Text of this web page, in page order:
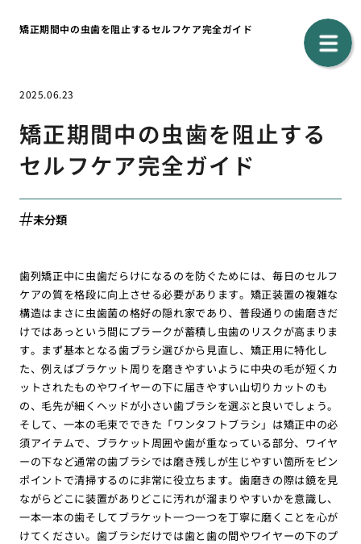
矯正期間中の虫歯を阻止するセルフケア完全ガイド
2025.06.23
矯正期間中の虫歯を阻止する
セルフケア完全ガイド
未分類
歯列矯正中に虫歯だらけになるのを防ぐためには、毎日のセルフ
ケアの質を格段に向上させる必要があります。矯正装置の複雑な
構造はまさに虫歯菌の格好の隠れ家であり、普段通りの歯磨きだ
けではあっという間にプラークが蓄積し虫歯のリスクが高まりま
す。まず基本となる歯ブラシ選びから見直し、矯正用に特化し
た、例えばブラケット周りを磨きやすいように中央の毛が短くカ
ットされたものやワイヤーの下に届きやすい山切りカットのも
の、毛先が細くヘッドが小さい歯ブラシを選ぶと良いでしょう。
そして、一本の毛束でできた「ワンタフトブラシ」は矯正中の必
須アイテムで、ブラケット周囲や歯が重なっている部分、ワイヤ
ーの下など通常の歯ブラシでは磨き残しが生じやすい箇所をピン
ポイントで清掃するのに非常に役立ちます。歯磨きの際は鏡を見
ながらどこに装置がありどこに汚れが溜まりやすいかを意識し、
一本一本の歯そしてブラケット一つ一つを丁寧に磨くことを心が
けてください。歯ブラシだけでは歯と歯の間やワイヤーの下のプ